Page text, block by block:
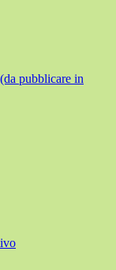
pubblicare in